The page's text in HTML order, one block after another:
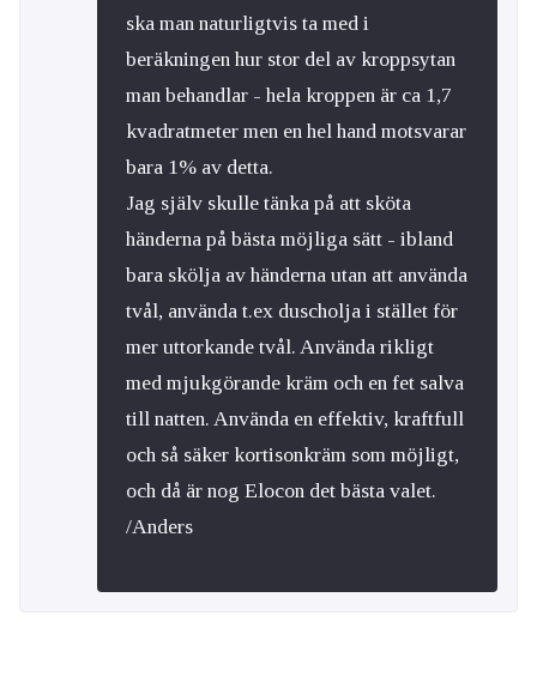
ska man naturligtvis ta med i
beräkningen hur stor del av kroppsytan
man behandlar - hela kroppen är ca 1,7
kvadratmeter men en hel hand motsvarar
bara 1% av detta.
Jag själv skulle tänka på att sköta
händerna på bästa möjliga sätt - ibland
bara skölja av händerna utan att använda
tvål, använda t.ex duscholja i stället för
mer uttorkande tvål. Använda rikligt
med mjukgörande kräm och en fet salva
till natten. Använda en effektiv, kraftfull
och så säker kortisonkräm som möjligt,
och då är nog Elocon det bästa valet.
/Anders